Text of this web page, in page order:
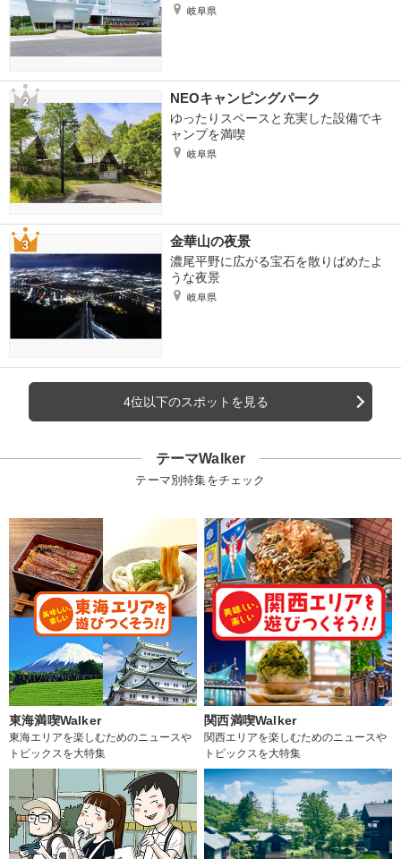
岐阜県
NEOキャンピングパーク
ゆったりスペースと充実した設備でキ
ャンプを満喫
岐阜県
金華山の夜景
濃尾平野に広がる宝石を散りばめたよ
うな夜景
岐阜県
4位以下のスポットを見る
テーマWalker
テーマ別特集をチェック
東海満喫Walker
東海エリアを楽しむためのニュースや
トピックスを大特集
関西満喫Walker
関西エリアを楽しむためのニュースや
トピックスを大特集